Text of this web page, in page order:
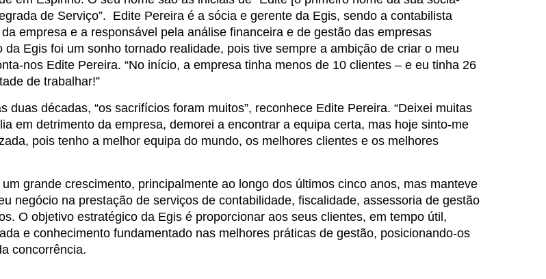
de Serviço”. Edite Pereira é a sócia e gerente da Egis, sendo a contabilista
empresa e a responsável pela análise financeira e de gestão das empresas
da Egis foi um sonho tornado realidade, pois tive sempre a ambição de criar o meu
nos Edite Pereira. “No início, a empresa tinha menos de 10 clientes – e eu tinha 26
de trabalhar!”
duas décadas, “os sacrifícios foram muitos”, reconhece Edite Pereira. “Deixei muitas
em detrimento da empresa, demorei a encontrar a equipa certa, mas hoje sinto-me
pois tenho a melhor equipa do mundo, os melhores clientes e os melhores
grande crescimento, principalmente ao longo dos últimos cinco anos, mas manteve
negócio na prestação de serviços de contabilidade, fiscalidade, assessoria de gestão
O objetivo estratégico da Egis é proporcionar aos seus clientes, em tempo útil,
e conhecimento fundamentado nas melhores práticas de gestão, posicionando-os
concorrência.